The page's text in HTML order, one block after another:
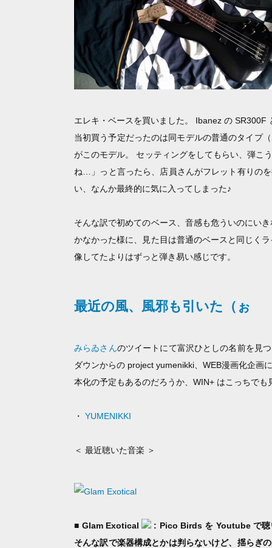
エレキ・ベースを買いました。 Ibanez の SR300F
当初買う予定だったのは同モデルの普通のタイプ
がこのモデル。 セッティングをしてもらい、弾こ
ね…」っと言ったら、店員さんがフレット有りの
い、なんか最終的に気に入ってしまった♪
そんな訳で初めてのベース、音感も危ういのにい
かなかった様に、見た目は普通のベースと同じく
像してたよりはずっと弾き易い感じです。
最近の風、風邪も引いた（ぉ
みらゐさんのツイートにて富沢ひとしの名前を見
ダウンからの project yumenikki、WEB漫画化企
本化の予定もあるのだろうか、WIN+ はこっちで
・ YUMENIKKI
＜ 最近聴いた音楽 ＞
■ Glam Exotical
: Pico Birds を Youtube で聴
そんな訳で楽器構成とかは判らないけど、揺らぎ